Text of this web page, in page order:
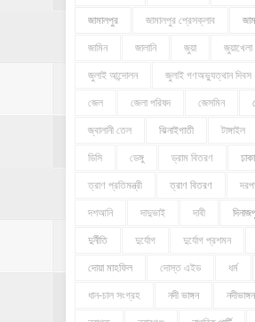
জামালপুর জামালপুর প্রেসক্লাব
জামিন জালানি জুয়া জুয়াখেলা
জুলাই আন্দোলন জুলাই গণঅভ্যুত্থান
জেল জেলা পরিষদ জেসমিন
জ্বালানী তেল ঝিনাইগাতী টাঙ্গাইল
ডিসি ডেঙ্গু ড্রাম বিতরণ ঢাকা
ত্রাণ প্রতিমন্ত্রী ত্রাণ বিতরণ
দশআনি দাদুভাই দাবী
দুর্নীতি দুর্যোগ দুর্যোগ প্রশমন
দোয়া মাহফিল দোস্ত এইড ধর্ম
ধান-চাল সংগ্রহ নদী ভাঙ্গন নদীভাঙ্গন